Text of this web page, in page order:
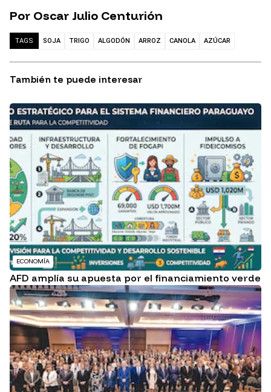
Por Oscar Julio Centurión
TAGS SOJA TRIGO ALGODÓN ARROZ CANOLA AZÚCAR
También te puede interesar
ECONOMÍA
AFD amplía su apuesta por el financiamiento verde